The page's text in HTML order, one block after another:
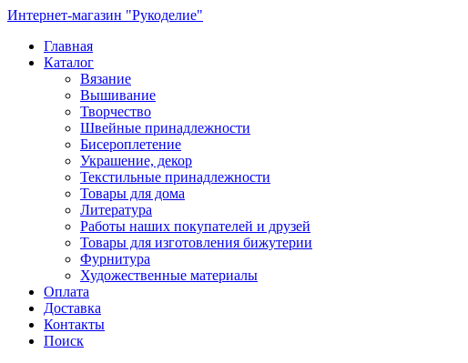
Интернет-магазин "Рукоделие"
Главная
Каталог
Вязание
Вышивание
Творчество
Швейные принадлежности
Бисероплетение
Украшение, декор
Текстильные принадлежности
Товары для дома
Литература
Работы наших покупателей и друзей
Товары для изготовления бижутерии
Фурнитура
Художественные материалы
Оплата
Доставка
Контакты
Поиск